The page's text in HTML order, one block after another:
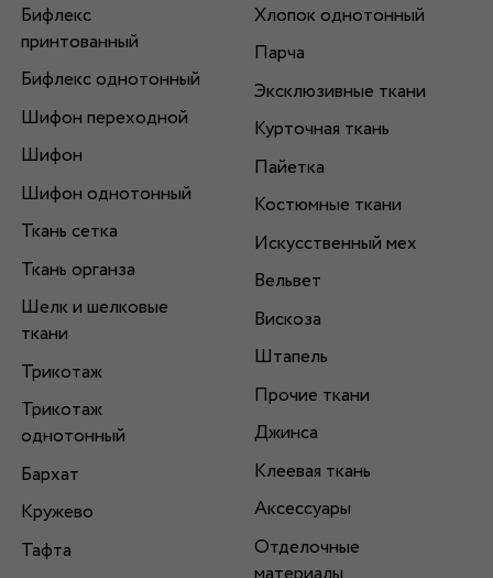
Бифлекс
принтованный
Бифлекс однотонный
Шифон переходной
Шифон
Шифон однотонный
Ткань сетка
Ткань органза
Шелк и шелковые
ткани
Трикотаж
Трикотаж
однотонный
Бархат
Кружево
Тафта
Хлопок однотонный
Парча
Эксклюзивные ткани
Курточная ткань
Пайетка
Костюмные ткани
Искусственный мех
Вельвет
Вискоза
Штапель
Прочие ткани
Джинса
Клеевая ткань
Аксессуары
Отделочные